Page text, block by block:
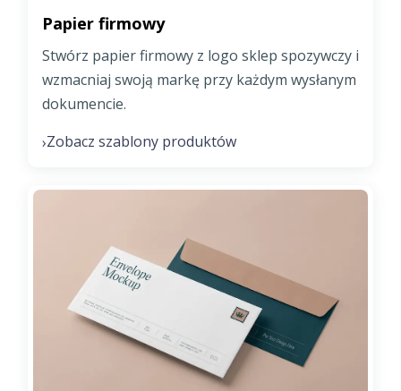
Papier firmowy
Stwórz papier firmowy z logo sklep spozywczy i
wzmacniaj swoją markę przy każdym wysłanym
dokumencie.
›Zobacz szablony produktów